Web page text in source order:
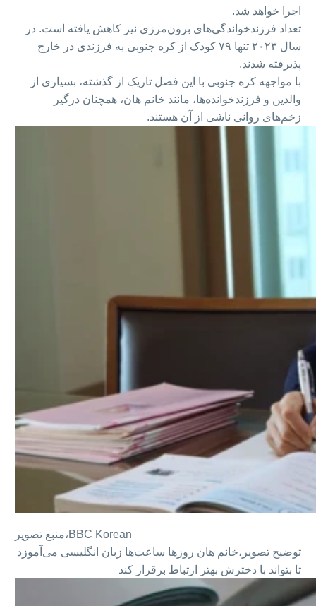
اجرا خواهد شد.
تعداد فرزندخواندگی‌های برون‌مرزی نیز کاهش یافته است. در
سال ۲۰۲۳ تنها ۷۹ کودک از کره جنوبی به فرزندی در خارج
پذیرفته شدند.
با مواجهه کره جنوبی با این فصل تاریک از گذشته، بسیاری از
والدین و فرزندخوانده‌ها، مانند خانم هان، همچنان درگیر
زخم‌های روانی ناشی از آن هستند.
منبع تصویر،BBC Korean
توضیح تصویر،خانم هان روزها ساعت‌ها زبان انگلیسی می‌آموزد
تا بتواند با دخترش بهتر ارتباط برقرار کند